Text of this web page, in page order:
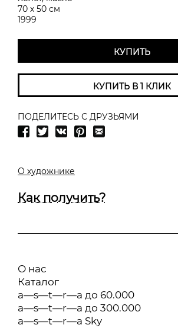
70 х 50 см
1999
КУПИТЬ
КУПИТЬ В 1 КЛИК
ПОДЕЛИТЕСЬ С ДРУЗЬЯМИ
О художнике
Как получить?
О нас
Каталог
a—s—t—r—a до 60.000
a—s—t—r—a до 300.000
a—s—t—r—a Sky